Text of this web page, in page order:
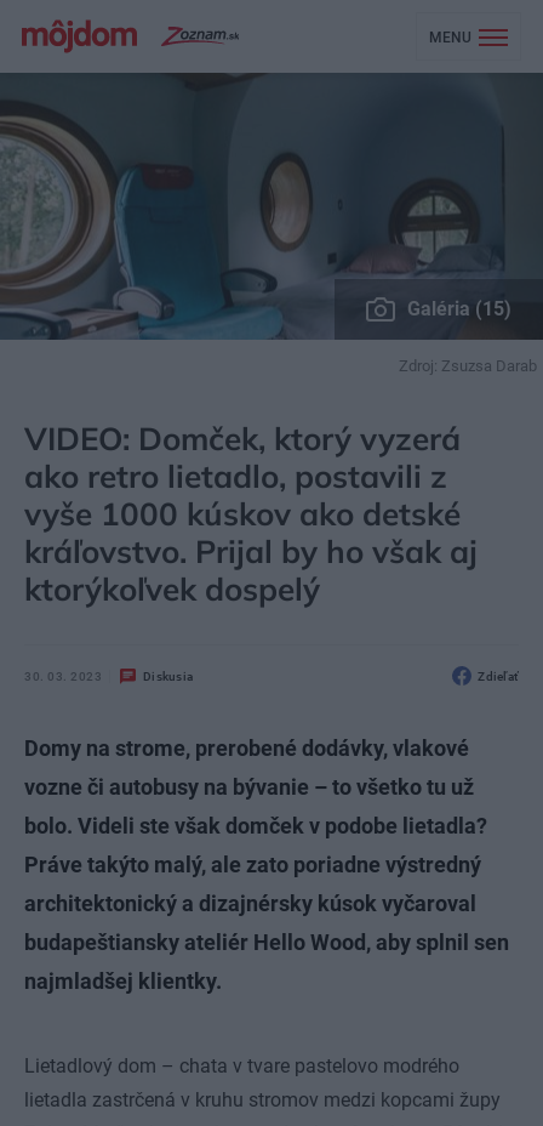
MENU
Galéria (15)
Zdroj: Zsuzsa Darab
VIDEO: Domček, ktorý vyzerá
ako retro lietadlo, postavili z
vyše 1000 kúskov ako detské
kráľovstvo. Prijal by ho však aj
ktorýkoľvek dospelý
30. 03. 2023 Diskusia Zdieľať
Domy na strome, prerobené dodávky, vlakové
vozne či autobusy na bývanie – to všetko tu už
bolo. Videli ste však domček v podobe lietadla?
Práve takýto malý, ale zato poriadne výstredný
architektonický a dizajnérsky kúsok vyčaroval
budapeštiansky ateliér Hello Wood, aby splnil sen
najmladšej klientky.
Lietadlový dom – chata v tvare pastelovo modrého
lietadla zastrčená v kruhu stromov medzi kopcami župy